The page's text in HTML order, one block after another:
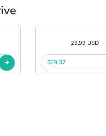
29.99 USD
$29.37